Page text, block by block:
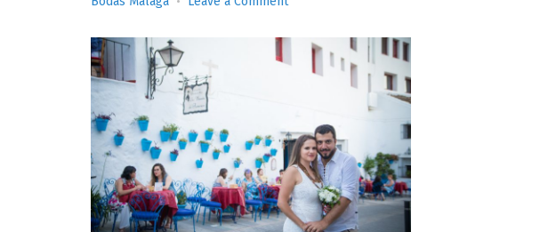
romantic
walk